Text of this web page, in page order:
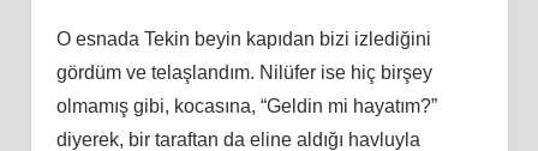
O esnada Tekin beyin kapıdan bizi izlediğini
gördüm ve telaşlandım. Nilüfer ise hiç birşey
olmamış gibi, kocasına, “Geldin mi hayatım?”
diyerek, bir taraftan da eline aldığı havluyla